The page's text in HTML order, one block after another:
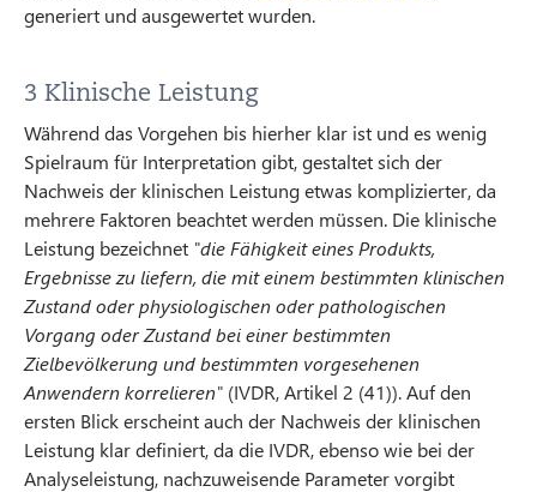
generiert und ausgewertet wurden.
3 Klinische Leistung
Während das Vorgehen bis hierher klar ist und es wenig
Spielraum für Interpretation gibt, gestaltet sich der
Nachweis der klinischen Leistung etwas komplizierter, da
mehrere Faktoren beachtet werden müssen. Die klinische
Leistung bezeichnet "die Fähigkeit eines Produkts,
Ergebnisse zu liefern, die mit einem bestimmten klinischen
Zustand oder physiologischen oder pathologischen
Vorgang oder Zustand bei einer bestimmten
Zielbevölkerung und bestimmten vorgesehenen
Anwendern korrelieren" (IVDR, Artikel 2 (41)). Auf den
ersten Blick erscheint auch der Nachweis der klinischen
Leistung klar definiert, da die IVDR, ebenso wie bei der
Analyseleistung, nachzuweisende Parameter vorgibt